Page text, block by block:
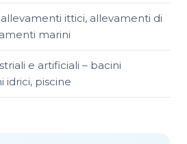
ittici, allevamenti di
marini
e artificiali – bacini
idrici, piscine